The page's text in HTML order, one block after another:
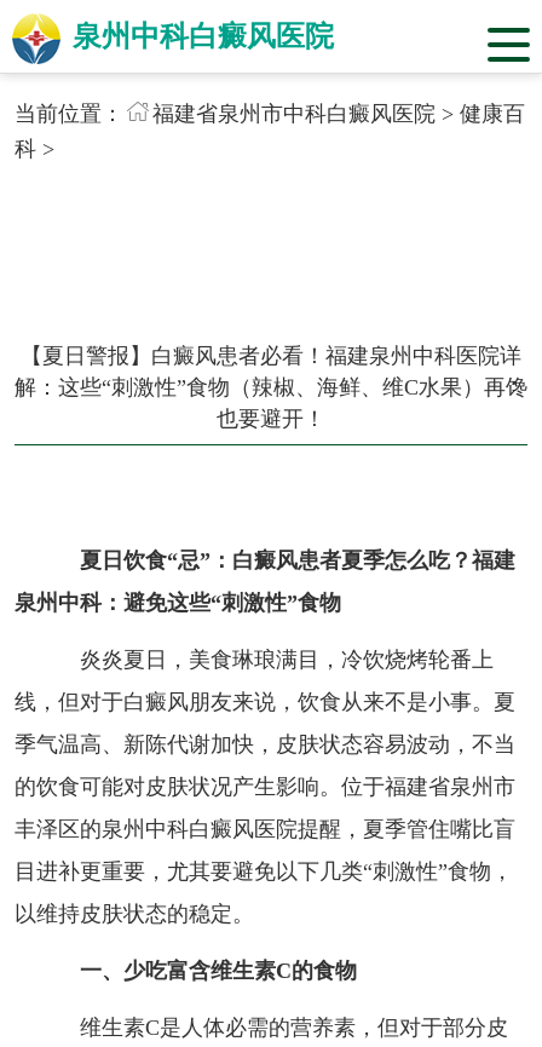
泉州中科白癜风医院
当前位置： 福建省泉州市中科白癜风医院> 健康百
科>
【夏日警报】白癜风患者必看！福建泉州中科医院详
解：这些“刺激性”食物（辣椒、海鲜、维C水果）再馋
也要避开！
夏日饮食“忌”：白癜风患者夏季怎么吃？福建
泉州中科：避免这些“刺激性”食物
炎炎夏日，美食琳琅满目，冷饮烧烤轮番上
线，但对于白癜风朋友来说，饮食从来不是小事。夏
季气温高、新陈代谢加快，皮肤状态容易波动，不当
的饮食可能对皮肤状况产生影响。位于福建省泉州市
丰泽区的泉州中科白癜风医院提醒，夏季管住嘴比盲
目进补更重要，尤其要避免以下几类“刺激性”食物，
以维持皮肤状态的稳定。
一、少吃富含维生素C的食物
维生素C是人体必需的营养素，但对于部分皮